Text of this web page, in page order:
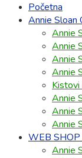
Početna
Annie Sloan
Annie
Annie
Annie
Annie
Kistovi
Annie
Annie
Annie
WEB
Annie